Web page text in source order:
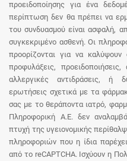
προειδοποίησης για ένα
περίπτωση δεν θα πρέπει να
του συνδυασμού είναι ασφαλή,
συγκεκριμένο ασθενή. Οι
προορίζονται για να καλύψουν
προφυλάξεις,
αλλεργικές αντιδράσεις, ή
ερωτήσεις σχετικά με τα
σας με το θεράποντα ιατρό,
Πληροφορική Α.Ε. δεν
πτυχή της υγειονομικής
πληροφοριών που η ίδια
από το reCAPTCHA. Ισχύουν η